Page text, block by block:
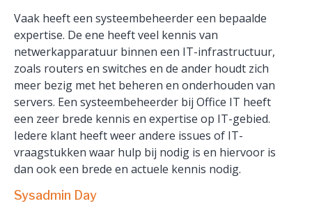
Vaak heeft een systeembeheerder een bepaalde
expertise. De ene heeft veel kennis van
netwerkapparatuur binnen een IT-infrastructuur,
zoals routers en switches en de ander houdt zich
meer bezig met het beheren en onderhouden van
servers. Een systeembeheerder bij Office IT heeft
een zeer brede kennis en expertise op IT-gebied.
Iedere klant heeft weer andere issues of IT-
vraagstukken waar hulp bij nodig is en hiervoor is
dan ook een brede en actuele kennis nodig.
Sysadmin Day